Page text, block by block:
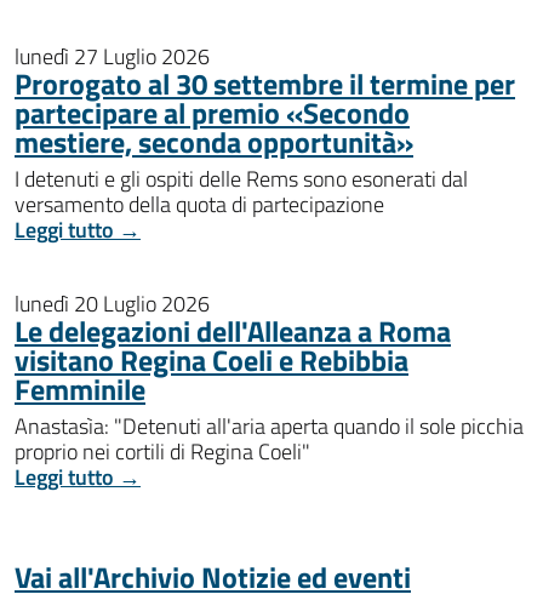
lunedì 27 Luglio 2026
Prorogato al 30 settembre il termine per
partecipare al premio «Secondo
mestiere, seconda opportunità»
I detenuti e gli ospiti delle Rems sono esonerati dal
versamento della quota di partecipazione
Leggi tutto →
lunedì 20 Luglio 2026
Le delegazioni dell'Alleanza a Roma
visitano Regina Coeli e Rebibbia
Femminile
Anastasìa: "Detenuti all'aria aperta quando il sole picchia
proprio nei cortili di Regina Coeli"
Leggi tutto →
Vai all'Archivio Notizie ed eventi